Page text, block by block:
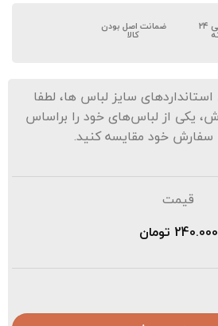
۲۴ ضمانت اصل بودن
سایز لباس ها، لطفا
یکی از لباس‌های خود را براساس
سفارش خود مقایسه کنید.
قیمت
240.000تومان